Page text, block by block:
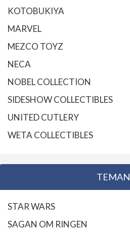
KOTOBUKIYA
MARVEL
MEZCO TOYZ
NECA
NOBEL COLLECTION
SIDESHOW COLLECTIBLES
UNITED CUTLERY
WETA COLLECTIBLES
TEMAN
STAR WARS
SAGAN OM RINGEN